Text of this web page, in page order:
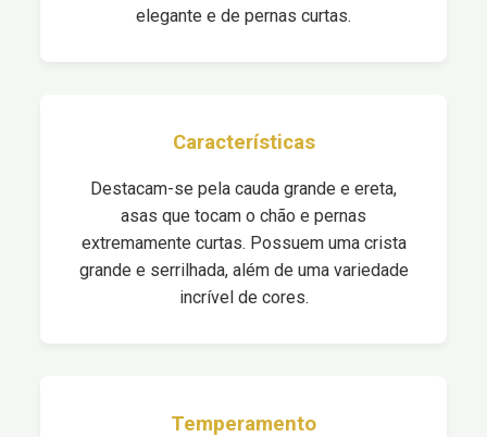
elegante e de pernas curtas.
Características
Destacam-se pela cauda grande e ereta,
asas que tocam o chão e pernas
extremamente curtas. Possuem uma crista
grande e serrilhada, além de uma variedade
incrível de cores.
Temperamento